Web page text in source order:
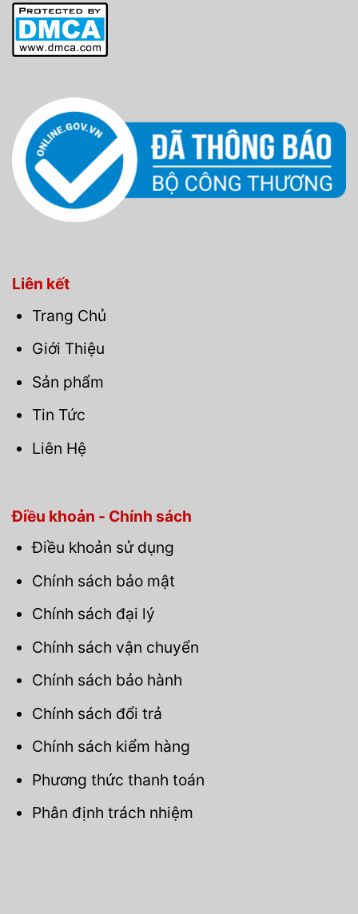
Liên kết
Trang Chủ
Giới Thiệu
Sản phẩm
Tin Tức
Liên Hệ
Điều khoản - Chính sách
Điều khoản sử dụng
Chính sách bảo mật
Chính sách đại lý
Chính sách vận chuyển
Chính sách bảo hành
Chính sách đổi trả
Chính sách kiểm hàng
Phương thức thanh toán
Phân định trách nhiệm